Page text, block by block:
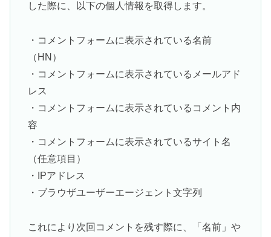
した際に、以下の個人情報を取得します。
・コメントフォームに表示されている名前
（HN）
・コメントフォームに表示されているメールアド
レス
・コメントフォームに表示されているコメント内
容
・コメントフォームに表示されているサイト名
（任意項目）
・IPアドレス
・ブラウザユーザーエージェント文字列
これにより次回コメントを残す際に、「名前」や